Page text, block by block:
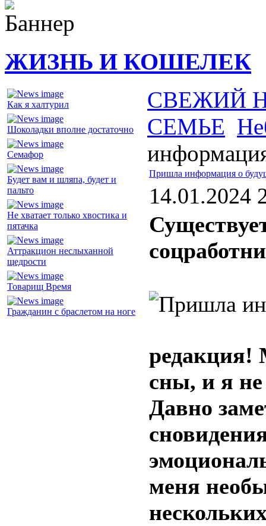
ЖИЗНЬ И КОШЕЛЕК
Как я халтурил
Шоколадки вполне достаточно
Семафор
Будет вам и шляпа, будет и
пальто
Не хватает только хвостика и
пятачка
Аттракцион неслыханной
щедрости
Товарищ Время
Гражданин с браслетом на ноге
СВЕЖИЙ
СЕМЬЕ
Пришла информация о
14.01.2024
редакция!
сны, и я
Давно
меня